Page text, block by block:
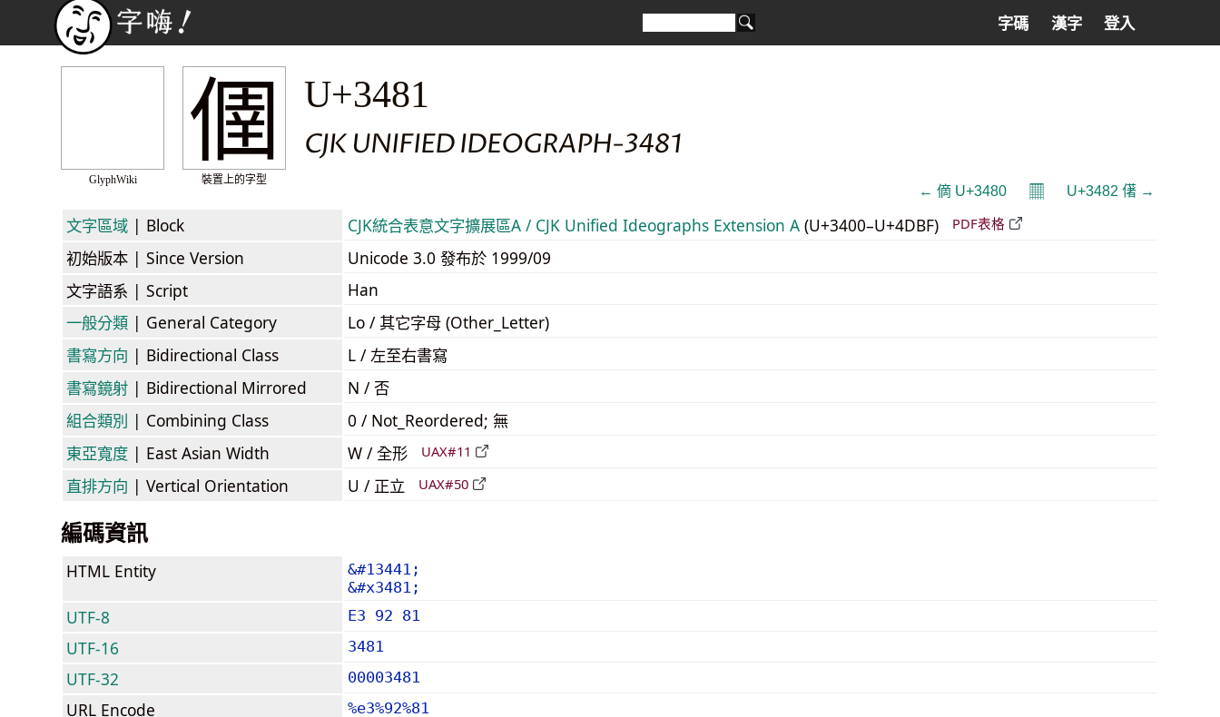
字碼 漢字 登入
GlyphWiki
㒁
裝置上的字型
U+3481
CJK UNIFIED IDEOGRAPH-3481
← 㒀 U+3480 𝄜 U+3482 㒂 →
文字區域 | Block CJK統合表意文字擴展區A / CJK Unified Ideographs Extension A (U+3400–U+4DBF) PDF表格
初始版本 | Since Version
Unicode 3.0 發布於 1999/09
文字語系 | Script
Han
一般分類 | General Category
Lo / 其它字母 (Other_Letter)
書寫方向 | Bidirectional Class
L / 左至右書寫
書寫鏡射 | Bidirectional Mirrored
N / 否
組合類別 | Combining Class
0 / Not_Reordered; 無
東亞寬度 | East Asian Width W / 全形 UAX#11
直排方向 | Vertical Orientation U / 正立 UAX#50
編碼資訊
HTML Entity
&#13441;
&#x3481;
UTF-8 E3 92 81
UTF-16 3481
UTF-32 00003481
URL Encode %e3%92%81